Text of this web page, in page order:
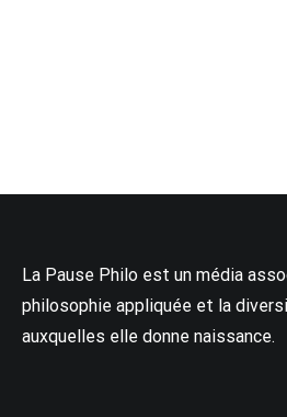
La Pause Philo est un média
philosophie appliquée et la
auxquelles elle donne naissance.